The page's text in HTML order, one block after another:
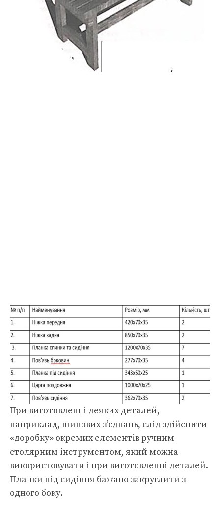
При виготовленні деяких деталей,
наприклад, шипових з’єднань, слід здійснити
«доробку» окремих елементів ручним
столярним інструментом, який можна
використовувати і при виготовленні деталей.
Планки під сидіння бажано закруглити з
одного боку.